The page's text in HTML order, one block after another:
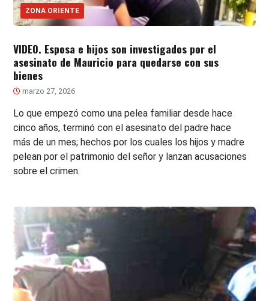
ZONA ORIENTE
VIDEO. Esposa e hijos son investigados por el
asesinato de Mauricio para quedarse con sus
bienes
marzo 27, 2026
Lo que empezó como una pelea familiar desde hace
cinco años, terminó con el asesinato del padre hace
más de un mes; hechos por los cuales los hijos y madre
pelean por el patrimonio del señor y lanzan acusaciones
sobre el crimen.